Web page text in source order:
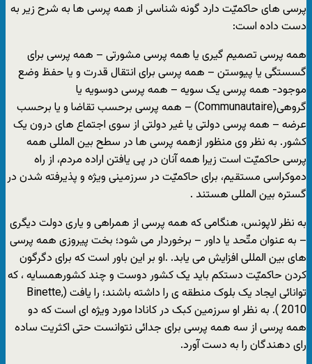
پرسی های حاکمیّت دارد گونه شناسی از همه پرسی ها به شرح زیر به
دست داده است:
همه پرسی تصمیم گیری یا همه پرسی مشورتی – همه پرسی برای
گسستگی یا پیوستن – همه پرسی برای انتقال قدرت و یا حفظ وضع
موجود- همه پرسی یک سویه – همه پرسی دوسویه یا
گروهی(Communautaire) – همه پرسی برحسب تقاضا و یا برحسب
عرضه – همه پرسی دولتی یا غیر دولتی از سوی اجتماع های درون یک
کشور. به نظر وی منظور ازهمه پرسی ها در سطح بین المللی همه
پرسی حاکمیّت است زیرا همه آنان در پی یافتن اراده مردم، از راه
دموکراسی مستقیم، برای حاکمیّت در سرزمینی ویژه و پذیرفته شدن در
گستره بین المللی هستند .
به نظر لاپونس، هنگامی که همه پرسی از همراهی و یاری دولت دیگری
– به عنوان متّحد یا داور – برخوردار می شود؛ بخت پیروزی همه پرسی
های بین المللی افزایش می یابد. .او بر این باور است که برای دگرگون
کردن حاکمیّت دستکم باید یک کشور دوست و چند کشورهمسایه ، که
توانائی ایجاد یک بلوک منطقه ی را داشته باشند؛ را یافت (Binette,
2010 ). به نظر او سرزمین کبک در کانادا مورد ویژه ای است که دو
همه پرسی از سه همه پرسی برای جدائی نتوانست حتی اکثریت ساده
رای دهندگان را به دست آورد.